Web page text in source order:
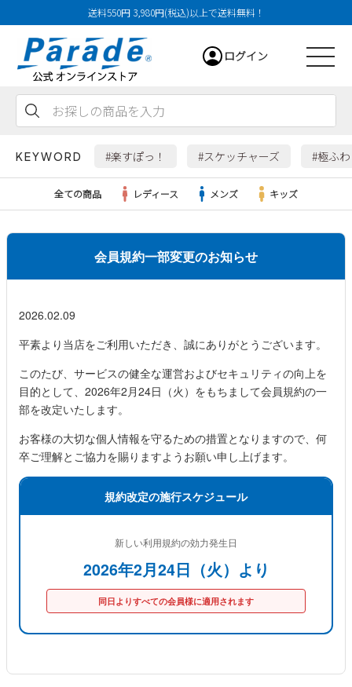
送料550円 3,980円(税込)以上で送料無料！
ログイン
KEYWORD #楽すぽっ！ #スケッチャーズ #極ふ
レディース
すべての商品
レインシューズ
パンプス
スニーカー
ローファー
ワークシューズ
ブーツ
ウェア
メンズ
すべての商品
サンダル
レインシューズ
ローファー
カジュアルシューズ
すべての商品
サンダル
レインシューズ
NEW
レディース新入荷
キッズ新入荷
SALE
レディースSALE
メンズSALE
バッグ
すべての商品
ケア用品
全ての商品 レディース メンズ キッズ
会員規約一部変更のお知らせ
2026.02.09
平素より当店をご利用いただき、誠にありがとうございます。
このたび、サービスの健全な運営およびセキュリティの向上を
目的として、2026年2月24日（火）をもちまして会員規約の一
部を改定いたします。
お客様の大切な個人情報を守るための措置となりますので、何
卒ご理解とご協力を賜りますようお願い申し上げます。
規約改定の施行スケジュール
新しい利用規約の効力発生日
2026年2月24日（火）より
同日よりすべての会員様に適用されます